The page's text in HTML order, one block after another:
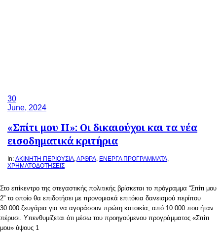
30
June, 2024
«Σπίτι μου ΙΙ»: Οι δικαιούχοι και τα νέα
εισοδηματικά κριτήρια
In: ΑΚΙΝΗΤΗ ΠΕΡΙΟΥΣΙΑ,ΑΡΘΡΑ, ΕΝΕΡΓΑ ΠΡΟΓΡΑΜΜΑΤΑ,
ΧΡΗΜΑΤΟΔΟΤΗΣΕΙΣ
Στο επίκεντρο της στεγαστικής πολιτικής βρίσκεται το πρόγραμμα “Σπίτι μου
2” το οποίο θα επιδοτήσει με προνομιακά επιτόκια δανεισμού περίπου
30.000 ζευγάρια για να αγοράσουν πρώτη κατοικία, από 10.000 που ήταν
πέρυσι. Υπενθυμίζεται ότι μέσω του προηγούμενου προγράμματος «Σπίτι
μου» ύψους 1